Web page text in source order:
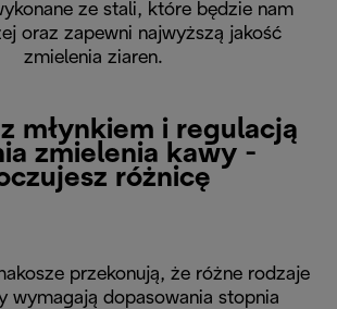
ze stali, które będzie nam
oraz zapewni najwyższą jakość
zmielenia ziaren.
młynkiem i regulacją
zmielenia kawy -
różnicę
przekonują, że różne rodzaje
wymagają dopasowania stopnia